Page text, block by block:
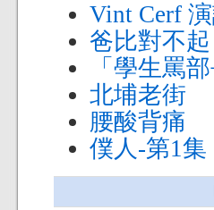
Vint Cerf
爸比對不起
「學生罵
北埔老街
腰酸背痛
僕人-第1集